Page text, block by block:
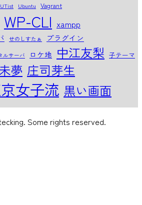
Ubuntu Vagrant
WP-CLI xampp
せのしすたぁ プラグイン
ルサーバ ロケ地 中江友梨 子テーマ
夢 庄司芽生
女子流 黒い画面
Some rights reserved.